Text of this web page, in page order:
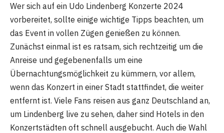
Wer sich auf ein Udo Lindenberg Konzerte 2024
vorbereitet, sollte einige wichtige Tipps beachten, um
das Event in vollen Zügen genießen zu können.
Zunächst einmal ist es ratsam, sich rechtzeitig um die
Anreise und gegebenenfalls um eine
Übernachtungsmöglichkeit zu kümmern, vor allem,
wenn das Konzert in einer Stadt stattfindet, die weiter
entfernt ist. Viele Fans reisen aus ganz Deutschland an,
um Lindenberg live zu sehen, daher sind Hotels in den
Konzertstädten oft schnell ausgebucht. Auch die Wahl